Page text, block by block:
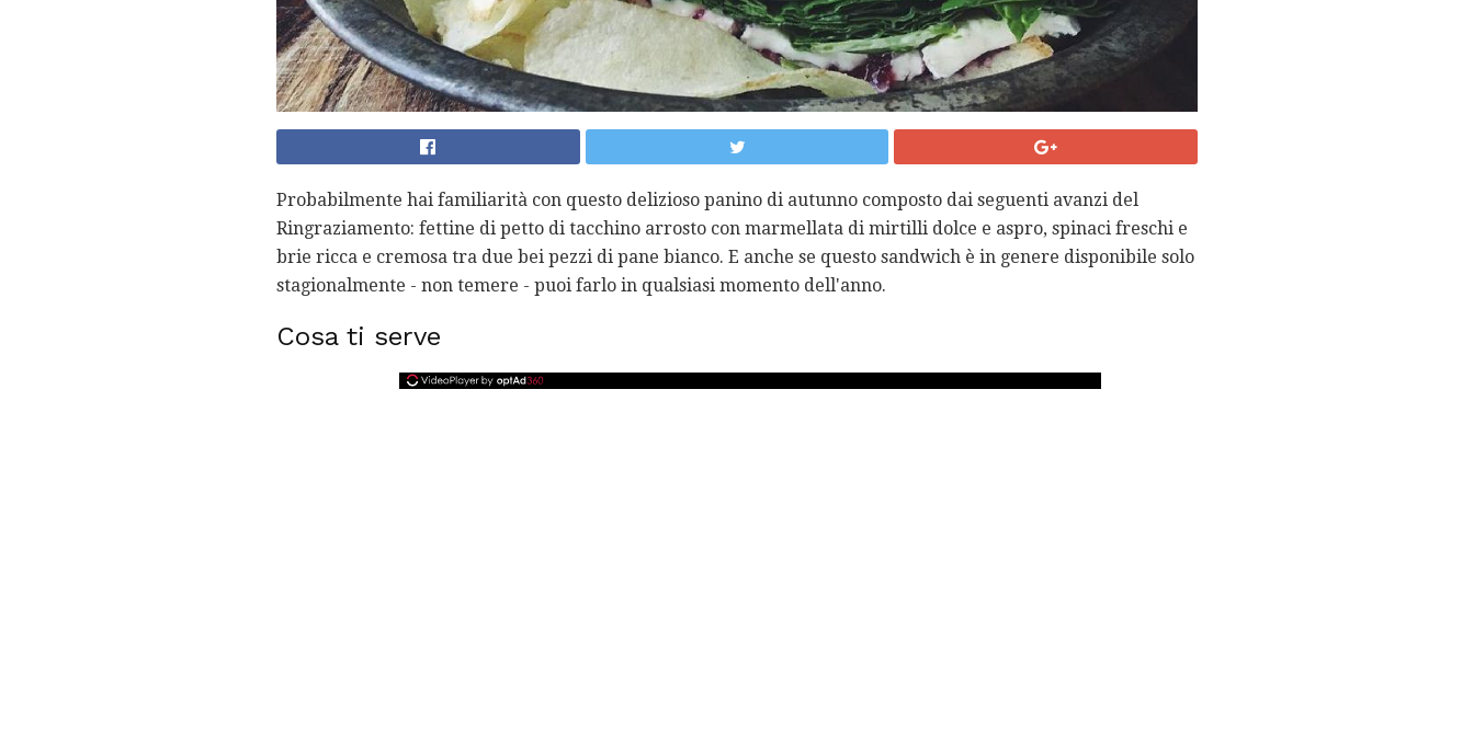
Probabilmente hai familiarità con questo delizioso panino di autunno composto dai seguenti avanzi del
Ringraziamento: fettine di petto di tacchino arrosto con marmellata di mirtilli dolce e aspro, spinaci freschi e
brie ricca e cremosa tra due bei pezzi di pane bianco. E anche se questo sandwich è in genere disponibile solo
stagionalmente - non temere - puoi farlo in qualsiasi momento dell'anno.
Cosa ti serve